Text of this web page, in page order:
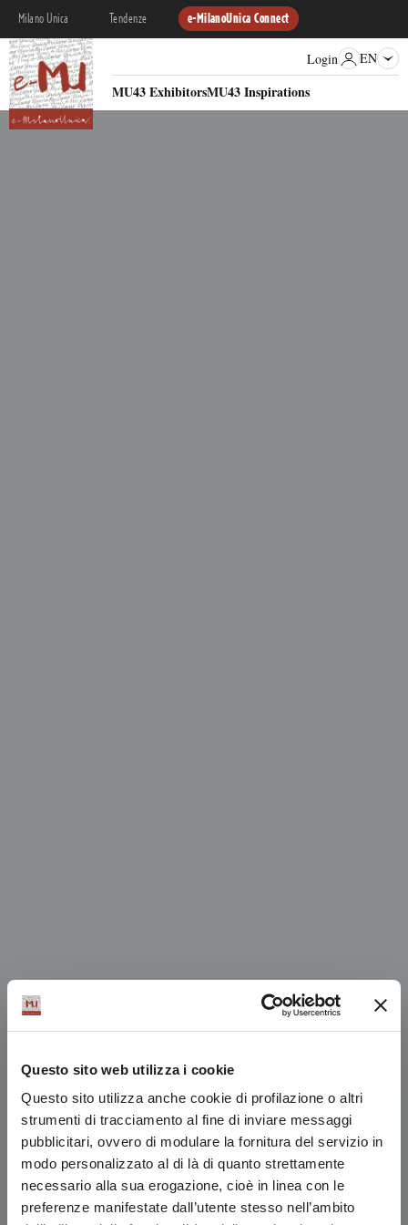
Questo sito web utilizza i cookie
Questo sito utilizza anche cookie di profilazione o altri
strumenti di tracciamento al fine di inviare messaggi
pubblicitari, ovvero di modulare la fornitura del servizio in
modo personalizzato al di là di quanto strettamente
necessario alla sua erogazione, cioè in linea con le
preferenze manifestate dall’utente stesso nell’ambito
Milano Unica Tendenze e-MilanoUnica Connect
MU43 ExhibitorsMU43 Inspirations
Login EN